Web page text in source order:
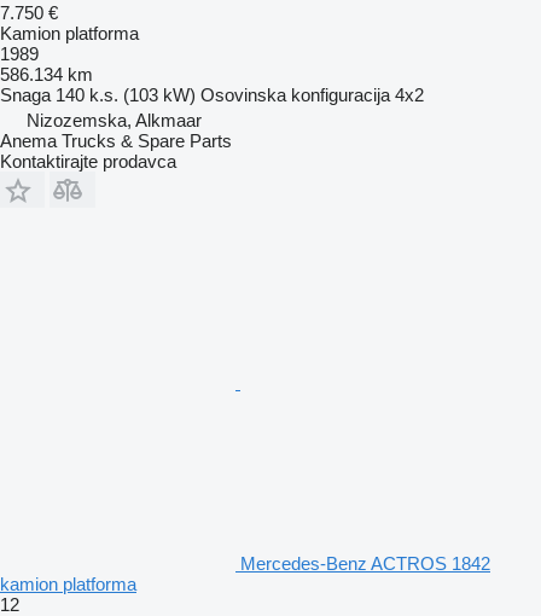
7.750 €
Kamion platforma
1989
586.134 km
Snaga 140 k.s. (103 kW) Osovinska konfiguracija 4x2
Nizozemska, Alkmaar
Anema Trucks & Spare Parts
Kontaktirajte prodavca
Mercedes-Benz ACTROS 1842
kamion platforma
12